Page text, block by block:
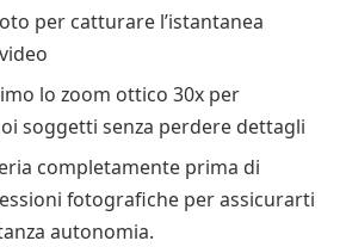
per catturare l’istantanea
lo zoom ottico 30x per
soggetti senza perdere dettagli
completamente prima di
fotografiche per assicurarti
autonomia.